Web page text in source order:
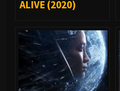
ALIVE (2020)